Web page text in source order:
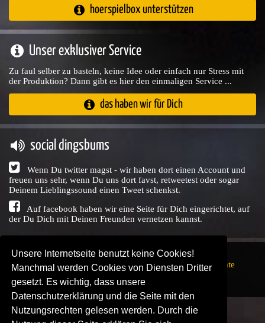
Unsere Internetseite benutzt keine Cookies!
Manchmal werden Cookies von Diensten Dritter
gesetzt. Es wichtig, dass unsere
Datenschutzerklärung und die Seite mit den
Nutzungsrechten gelesen werden. Durch die
hoerspielbox unterstützen
Unser exklusiver Service
Zu faul selber zu basteln, keine Idee oder einfach nur Stress mit
der Produktion? Dann gibt es hier den einmaligen Service ...
das haben wir für Dich
social dingsbums
Wenn Du twitter magst - wir haben dort einen Account und
freuen uns sehr, wenn Du uns dort favst, retweetest oder sogar
Deinem Lieblingssound einen Tweet schenkst.
Auf facebook haben wir eine Seite für Dich eingerichtet, auf
der Du Dich mit Deinen Freunden vernetzen kannst.
Copyright © Audio Union GbR, 1999 - 2026,Nutzungsrechte
SENDEPLATZ ↗